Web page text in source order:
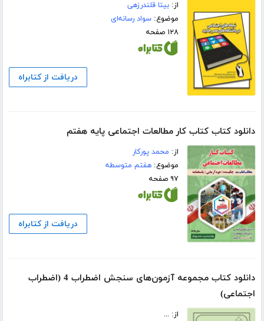
از:بیتا قلندرزهی
موضوع:سواد رسانه‌ای
۱۲۸ صفحه
دریافت از کتابراه
دانلود کتاب کتاب کار مطالعات اجتماعی پایه هفتم
از: محمد پورکار
موضوع:هفتم متوسطه
۹۷ صفحه
دریافت از کتابراه
دانلود کتاب مجموعه آزمون‌های سنجش اضطراب 4 (اضطراب
اجتماعی)
از: ...